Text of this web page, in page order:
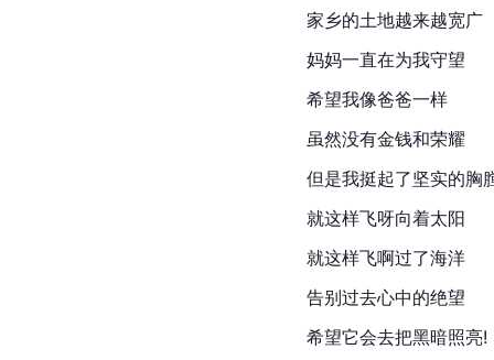
家乡的土地越来越宽广
妈妈一直在为我守望
希望我像爸爸一样
虽然没有金钱和荣耀
但是我挺起了坚实的胸
就这样飞呀向着太阳
就这样飞啊过了海洋
告别过去心中的绝望
希望它会去把黑暗照亮!